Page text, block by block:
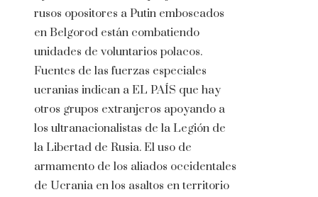
rusos opositores a Putin emboscados
en Belgorod están combatiendo
unidades de voluntarios polacos.
Fuentes de las fuerzas especiales
ucranias indican a EL PAÍS que hay
otros grupos extranjeros apoyando a
los ultranacionalistas de la Legión de
la Libertad de Rusia. El uso de
armamento de los aliados occidentales
de Ucrania en los asaltos en territorio